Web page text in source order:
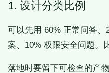
1. 设计分类比例
可以先用 60% 正常问答
案、10% 权限安全问题。
落地时要留下可检查的产